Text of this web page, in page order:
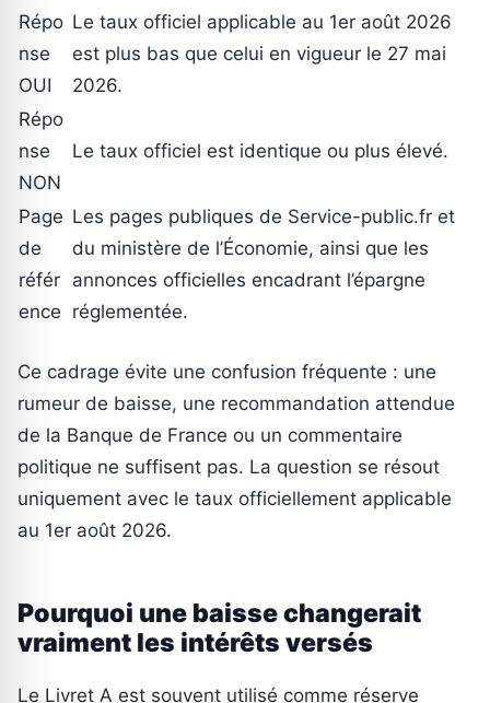
Répo
nse
OUI
Le taux officiel applicable au 1er août 2026
est plus bas que celui en vigueur le 27 mai
2026.
Répo
nse
NON
Le taux officiel est identique ou plus élevé.
Page
de
référ
ence
Les pages publiques de Service-public.fr et
du ministère de l’Économie, ainsi que les
annonces officielles encadrant l’épargne
réglementée.
Ce cadrage évite une confusion fréquente : une
rumeur de baisse, une recommandation attendue
de la Banque de France ou un commentaire
politique ne suffisent pas. La question se résout
uniquement avec le taux officiellement applicable
au 1er août 2026.
Pourquoi une baisse changerait
vraiment les intérêts versés
Le Livret A est souvent utilisé comme réserve